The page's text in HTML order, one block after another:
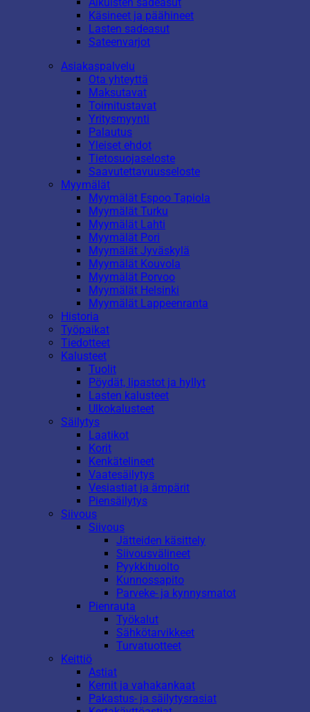
Käsineet ja päähineet
Lasten sadeasut
Sateenvarjot
Asiakaspalvelu
Ota yhteyttä
Maksutavat
Toimitustavat
Yritysmyynti
Palautus
Yleiset ehdot
Tietosuojaseloste
Saavutettavuusseloste
Myymälät
Myymälät Espoo Tapiola
Myymälät Turku
Myymälät Lahti
Myymälät Pori
Myymälät Jyväskylä
Myymälät Kouvola
Myymälät Porvoo
Myymälät Helsinki
Myymälät Lappeenranta
Historia
Työpaikat
Tiedotteet
Kalusteet
Tuolit
Pöydät, lipastot ja hyllyt
Lasten kalusteet
Ulkokalusteet
Säilytys
Laatikot
Korit
Kenkätelineet
Vaatesäilytys
Vesiastiat ja ämpärit
Piensäilytys
Siivous
Siivous
Jätteiden käsittely
Siivousvälineet
Pyykkihuolto
Kunnossapito
Parveke- ja kynnysmatot
Pienrauta
Työkalut
Sähkötarvikkeet
Turvatuotteet
Keittiö
Astiat
Kernit ja vahakankaat
Pakastus- ja säilytysrasiat